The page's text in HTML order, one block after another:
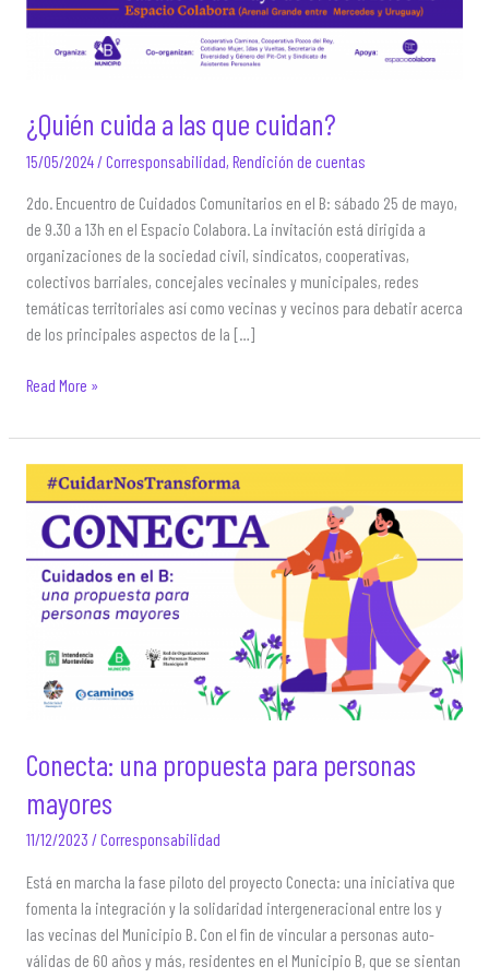
¿Quién cuida a las que cuidan?
15/05/2024 /Corresponsabilidad, Rendición de cuentas
2do. Encuentro de Cuidados Comunitarios en el B: sábado 25 de mayo,
de 9.30 a 13h en el Espacio Colabora. La invitación está dirigida a
organizaciones de la sociedad civil, sindicatos, cooperativas,
colectivos barriales, concejales vecinales y municipales, redes
temáticas territoriales así como vecinas y vecinos para debatir acerca
de los principales aspectos de la […]
¿Quién
a
las
que
cuidan?
Read More »
Conecta: una propuesta para personas
mayores
11/12/2023 /Corresponsabilidad
Está en marcha la fase piloto del proyecto Conecta: una iniciativa que
fomenta la integración y la solidaridad intergeneracional entre los y
las vecinas del Municipio B. Con el fin de vincular a personas auto-
válidas de 60 años y más, residentes en el Municipio B, que se sientan